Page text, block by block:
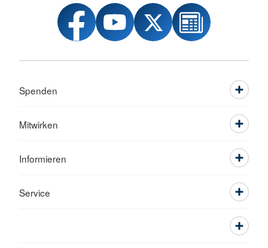
Spenden
Mitwirken
Informieren
Service